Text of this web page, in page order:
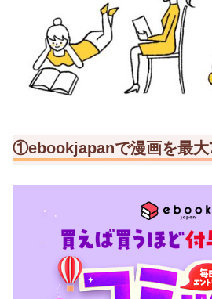
①ebookjapanで漫画を最大